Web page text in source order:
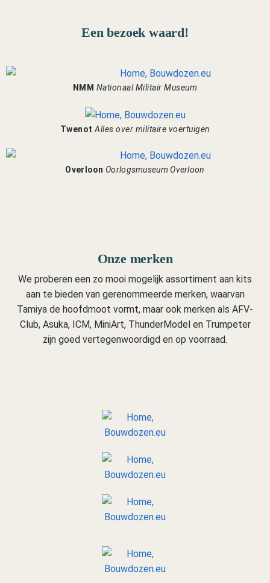
Een bezoek waard!
NMM Nationaal Militair Museum
Twenot Alles over militaire voertuigen
Overloon Oorlogsmuseum Overloon
Onze merken
We proberen een zo mooi mogelijk assortiment aan kits
aan te bieden van gerenommeerde merken, waarvan
Tamiya de hoofdmoot vormt, maar ook merken als AFV-
Club, Asuka, ICM, MiniArt, ThunderModel en Trumpeter
zijn goed vertegenwoordigd en op voorraad.